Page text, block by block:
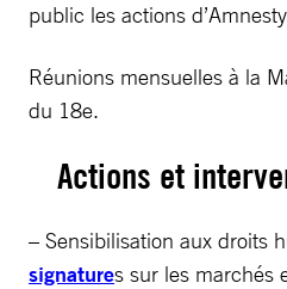
public les actions
Réunions mensuelles à la
du 18e.
Actions et
– Sensibilisation aux droits
signatures sur les marchés